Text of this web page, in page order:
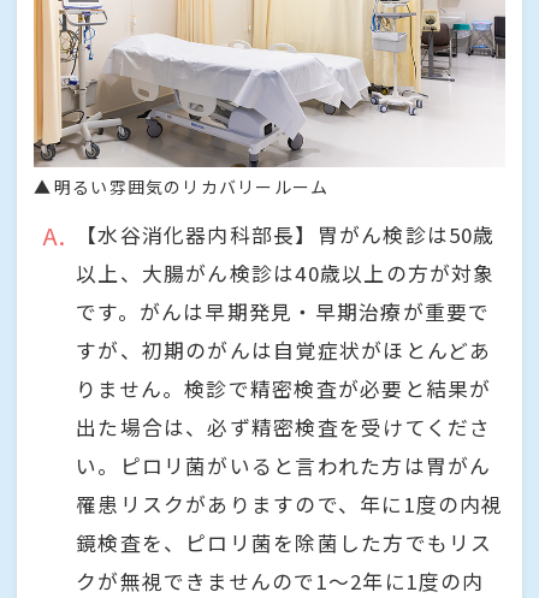
明るい雰囲気のリカバリールーム
A
【水谷消化器内科部長】胃がん検診は50歳
以上、大腸がん検診は40歳以上の方が対象
です。がんは早期発見・早期治療が重要で
すが、初期のがんは自覚症状がほとんどあ
りません。検診で精密検査が必要と結果が
出た場合は、必ず精密検査を受けてくださ
い。ピロリ菌がいると言われた方は胃がん
罹患リスクがありますので、年に1度の内視
鏡検査を、ピロリ菌を除菌した方でもリス
クが無視できませんので1～2年に1度の内